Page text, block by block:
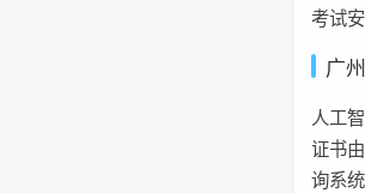
考试
广
人工
证书
询系